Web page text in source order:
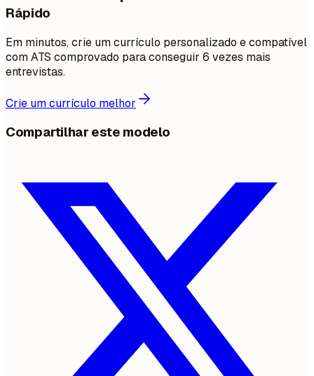
Rápido
Em minutos, crie um currículo personalizado e compatível
com ATS comprovado para conseguir 6 vezes mais
entrevistas.
Crie um currículo melhor
Compartilhar este modelo